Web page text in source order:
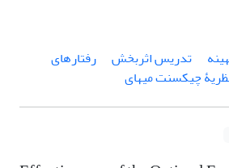
تدریس اثربخش
رفتارهای
چیکسنت میهای